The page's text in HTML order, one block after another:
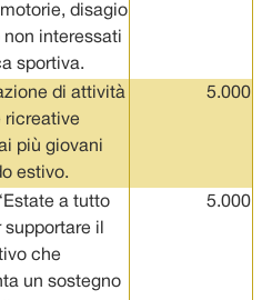
disagio
non interessati
sportiva.
di attività
ricreative
più giovani
estivo.
5.000
a tutto
supportare il
che
un sostegno
5.000